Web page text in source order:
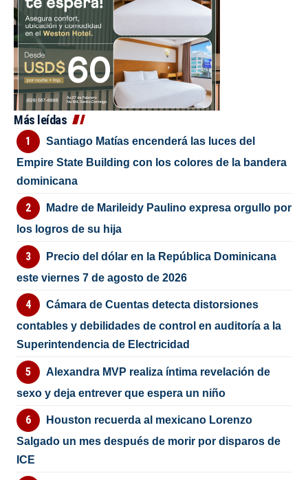
Más leídas
Santiago Matías encenderá las luces del
Empire State Building con los colores de la bandera
dominicana
Madre de Marileidy Paulino expresa orgullo por
los logros de su hija
Precio del dólar en la República Dominicana
este viernes 7 de agosto de 2026
Cámara de Cuentas detecta distorsiones
contables y debilidades de control en auditoría a la
Superintendencia de Electricidad
Alexandra MVP realiza íntima revelación de
sexo y deja entrever que espera un niño
Houston recuerda al mexicano Lorenzo
Salgado un mes después de morir por disparos de
ICE